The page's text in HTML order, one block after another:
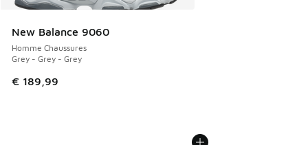
New Balance 9060
Homme Chaussures
Grey - Grey - Grey
€ 189,99